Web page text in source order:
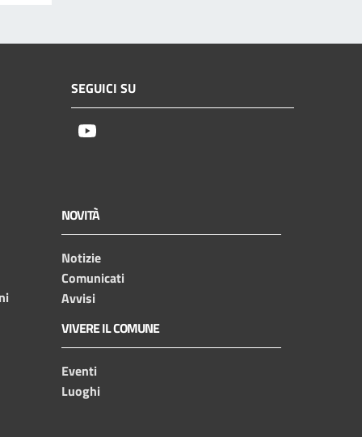
SEGUICI SU
NOVITÀ
Notizie
Comunicati
Avvisi
VIVERE IL COMUNE
Eventi
Luoghi